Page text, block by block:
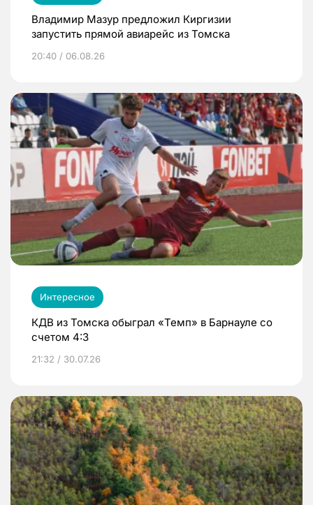
Владимир Мазур предложил Киргизии
запустить прямой авиарейс из Томска
20:40 / 06.08.26
Интересное
КДВ из Томска обыграл «Темп» в Барнауле со
счетом 4:3
21:32 / 30.07.26